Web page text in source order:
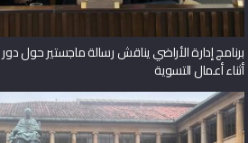
برنامج إدارة الأراضي يناقش رسالة ماجستير حول دور
أثناء أعمال التسوية